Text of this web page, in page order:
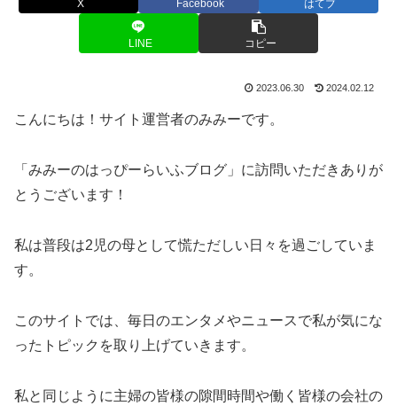
X Facebook はてブ
LINE コピー
2023.06.30 2024.02.12
こんにちは！サイト運営者のみみーです。
「みみーのはっぴーらいふブログ」に訪問いただきありが
とうございます！
私は普段は2児の母として慌ただしい日々を過ごしていま
す。
このサイトでは、毎日のエンタメやニュースで私が気にな
ったトピックを取り上げていきます。
私と同じように主婦の皆様の隙間時間や働く皆様の会社の